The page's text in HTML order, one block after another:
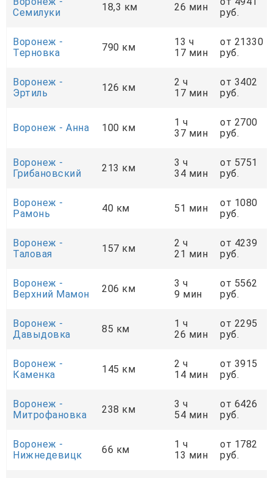
Семилуки
18,3 км 26 мин
руб.
Воронеж -
Терновка
790 км
13 ч
17 мин
от 21330
руб.
Воронеж -
Эртиль
126 км
2 ч
17 мин
от 3402
руб.
Воронеж - Анна 100 км
1 ч
37 мин
от 2700
руб.
Воронеж -
Грибановский
213 км
3 ч
34 мин
от 5751
руб.
Воронеж -
Рамонь
40 км 51 мин
от 1080
руб.
Воронеж -
Таловая
157 км
2 ч
21 мин
от 4239
руб.
Воронеж -
Верхний Мамон
206 км
3 ч
9 мин
от 5562
руб.
Воронеж -
Давыдовка
85 км
1 ч
26 мин
от 2295
руб.
Воронеж -
Каменка
145 км
2 ч
14 мин
от 3915
руб.
Воронеж -
Митрофановка
238 км
3 ч
54 мин
от 6426
руб.
Воронеж -
Нижнедевицк
66 км
1 ч
13 мин
от 1782
руб.